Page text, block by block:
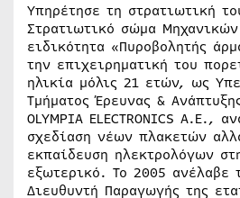
Υπηρέτησε τη στρατιωτική
Στρατιωτικό σώμα
ειδικότητα «Πυροβολητής
την επιχειρηματική του
ηλικία μόλις 21 ετών, ως
Τμήματος Έρευνας &
OLYMPIA ELECTRONICS A.E.,
σχεδίαση νέων πλακετών
εκπαίδευση ηλεκτρολόγων
εξωτερικό. Το 2005 ανέλαβε
Διευθυντή Παραγωγής της